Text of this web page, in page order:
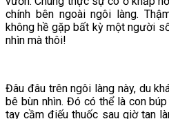
chính bên ngoài ngôi làng.
không hề gặp bất kỳ một người
nhìn mà thôi!
Đâu đâu trên ngôi làng này, du
bê bùn nhìn. Đó có thể là con
tay cầm điếu thuốc sau giờ tan